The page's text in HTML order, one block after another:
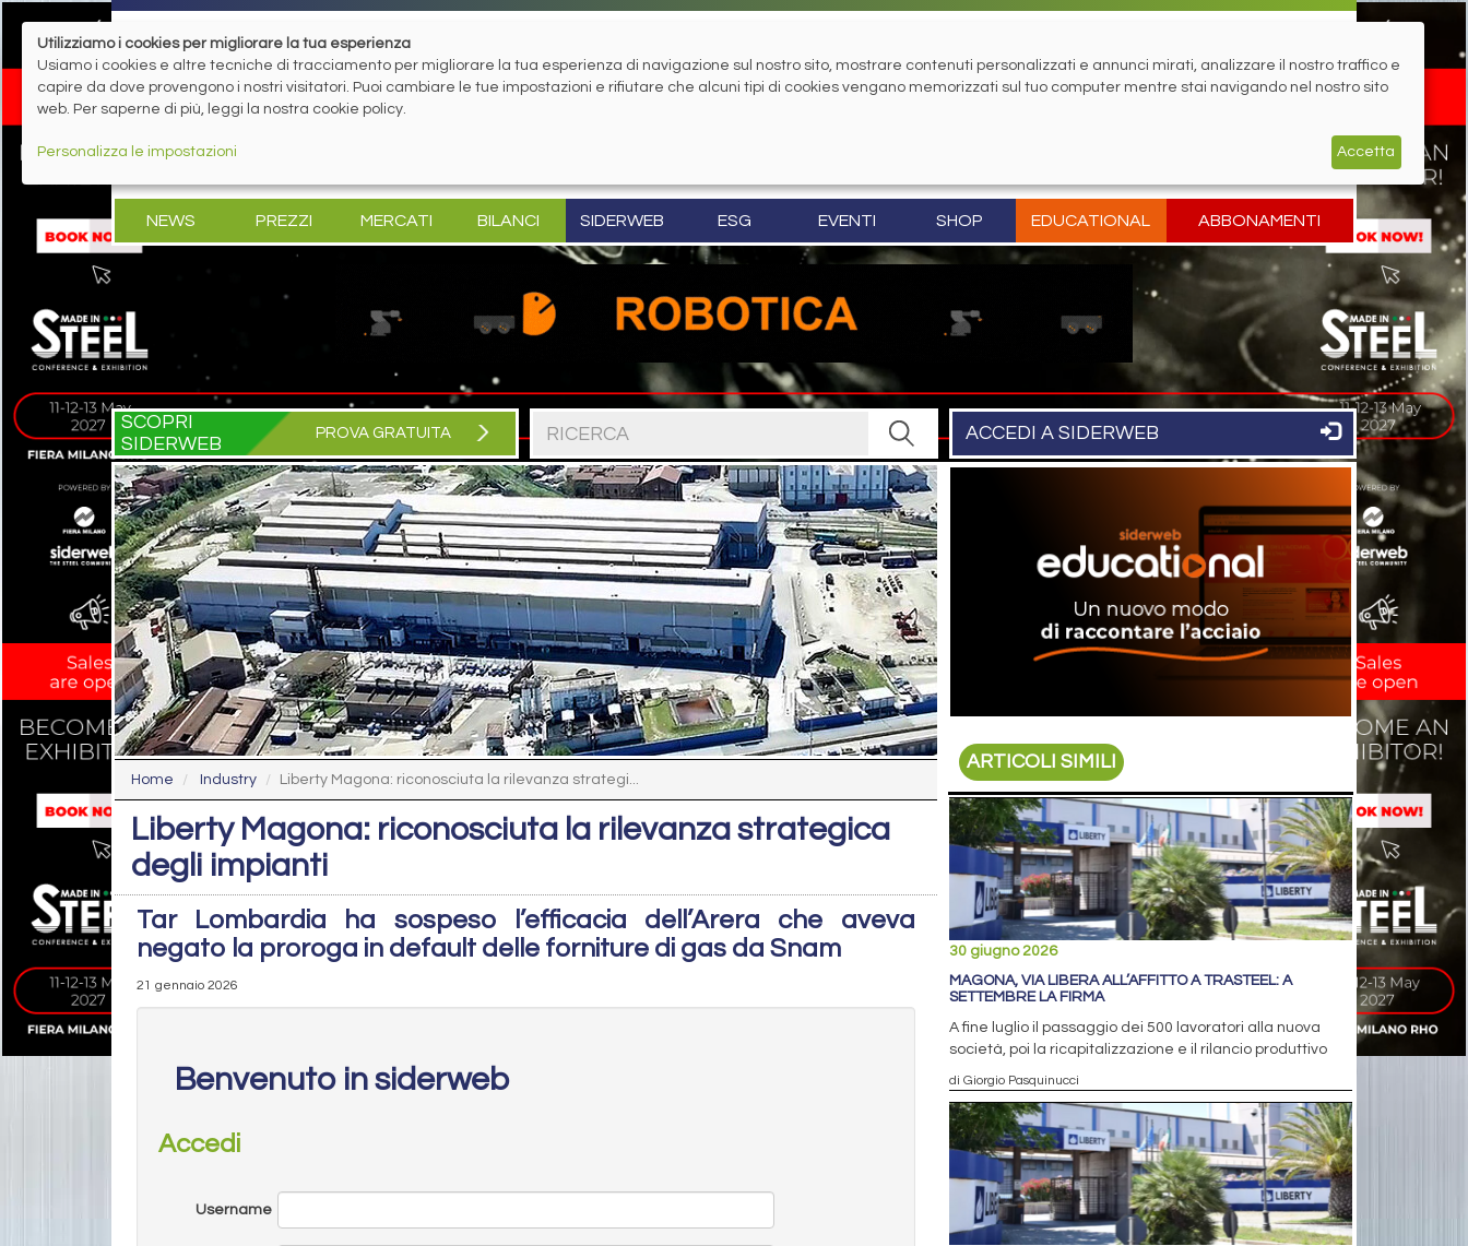
NEWS PREZZI MERCATI BILANCI SIDERWEB ESG EVENTI SHOP EDUCATIONAL ABBONAMENTI
SCOPRI
SIDERWEB
PROVA GRATUITA ACCEDI A SIDERWEB
Home Industry Liberty Magona: riconosciuta la rilevanza strategi...
Liberty Magona: riconosciuta la rilevanza strategica
degli impianti
Tar Lombardia ha sospeso l’efficacia dell’Arera che aveva
negato la proroga in default delle forniture di gas da Snam
21 gennaio 2026
Benvenuto in siderweb
Accedi
Username
ARTICOLI SIMILI
30 giugno 2026
MAGONA, VIA LIBERA ALL’AFFITTO A TRASTEEL: A
SETTEMBRE LA FIRMA
A fine luglio il passaggio dei 500 lavoratori alla nuova
società, poi la ricapitalizzazione e il rilancio produttivo
di Giorgio Pasquinucci
Utilizziamo i cookies per migliorare la tua esperienza
Usiamo i cookies e altre tecniche di tracciamento per migliorare la tua esperienza di navigazione sul nostro sito, mostrare contenuti personalizzati e annunci mirati, analizzare il nostro traffico e
capire da dove provengono i nostri visitatori. Puoi cambiare le tue impostazioni e rifiutare che alcuni tipi di cookies vengano memorizzati sul tuo computer mentre stai navigando nel nostro sito
web. Per saperne di più, leggi la nostra cookie policy.
Personalizza le impostazioni Accetta